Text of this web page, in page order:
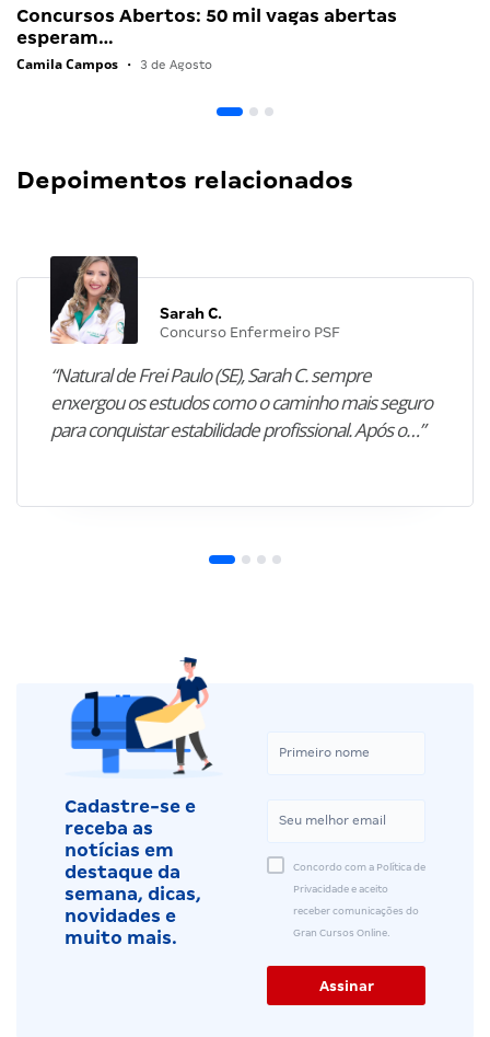
Concursos Abertos: 50 mil vagas abertas
esperam…
Camila Campos • 3 de Agosto
Depoimentos relacionados
Sarah C.
Concurso Enfermeiro PSF
“Natural de Frei Paulo (SE), Sarah C. sempre
enxergou os estudos como o caminho mais seguro
para conquistar estabilidade profissional. Após o…”
Cadastre-se e
receba as
notícias em
destaque da
semana, dicas,
novidades e
muito mais.
Concordo com a Política de
Privacidade e aceito
receber comunicações do
Gran Cursos Online.